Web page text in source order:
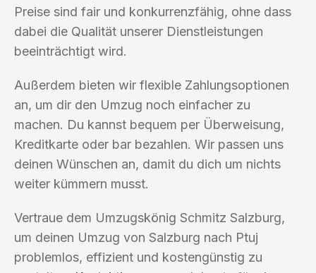
Preise sind fair und konkurrenzfähig, ohne dass
dabei die Qualität unserer Dienstleistungen
beeinträchtigt wird.
Außerdem bieten wir flexible Zahlungsoptionen
an, um dir den Umzug noch einfacher zu
machen. Du kannst bequem per Überweisung,
Kreditkarte oder bar bezahlen. Wir passen uns
deinen Wünschen an, damit du dich um nichts
weiter kümmern musst.
Vertraue dem Umzugskönig Schmitz Salzburg,
um deinen Umzug von Salzburg nach Ptuj
problemlos, effizient und kostengünstig zu